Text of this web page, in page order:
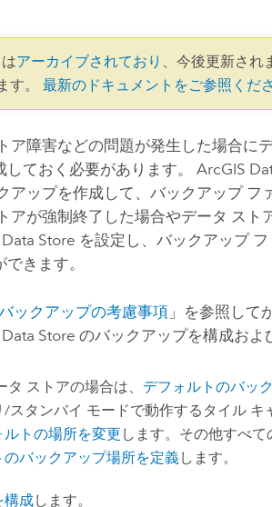
アーカイブされており 、今後更新され
す。最新のドキュメントをご参照くだ
ア障害などの問題が発生した場合に
しておく必要があります。ArcGIS
アップを作成して、バックアップ フ
アが強制終了した場合やデータ スト
Store を設定し、バックアップ フ
きます。
ックアップの考慮事項 」を参照して
Store のバックアップを構成およ
ストアの場合は、 デフォルトのバッ
/スタンバイ モードで動作するタイル キ
トの場所を変更 します。その他すべ
のバックアップ場所を定義します。
構成します。